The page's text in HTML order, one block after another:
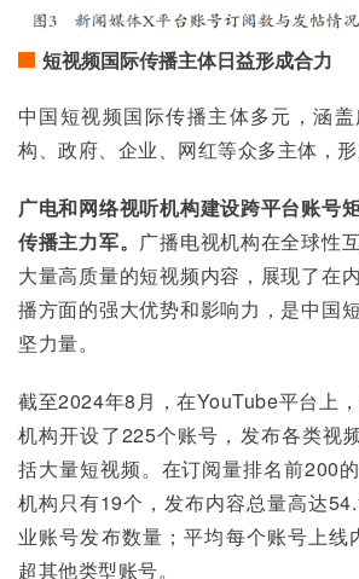
短视频国际传播主体日益形成合力
中国短视频国际传播主体多元，涵
构、政府、企业、网红等众多主体，形
广电和网络视听机构建设跨平台账号
传播主力军。 广播电视机构在全球性
大量高质量的短视频内容，展现了在
播方面的强大优势和影响力，是中国
坚力量。
截至2024年8月，在YouTube平台上
机构开设了225个账号，发布各类视
括大量短视频。在订阅量排名前200
机构只有19个，发布内容总量高达
业账号发布数量；平均每个账号上线
超其他类型账号。